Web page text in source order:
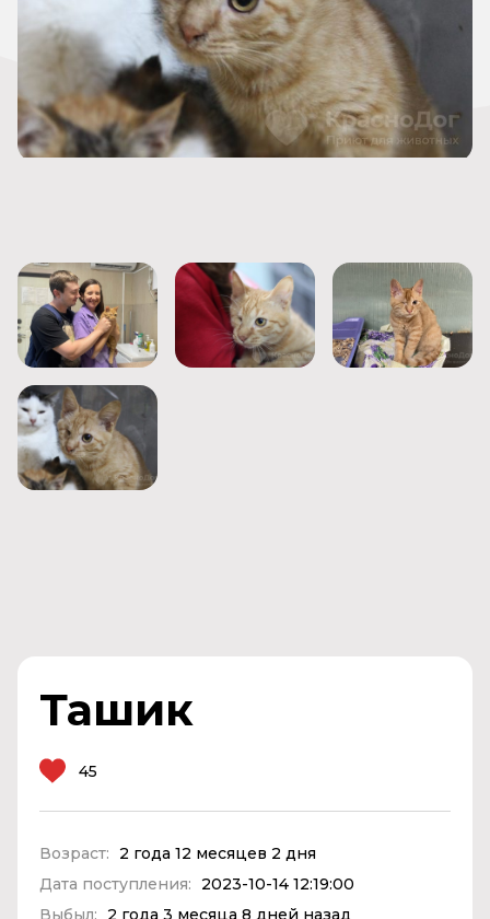
Ташик
45
Возраст:
2 года 12 месяцев 2 дня
Дата поступления:
2023-10-14 12:19:00
Выбыл:
2 года 3 месяца 8 дней назад